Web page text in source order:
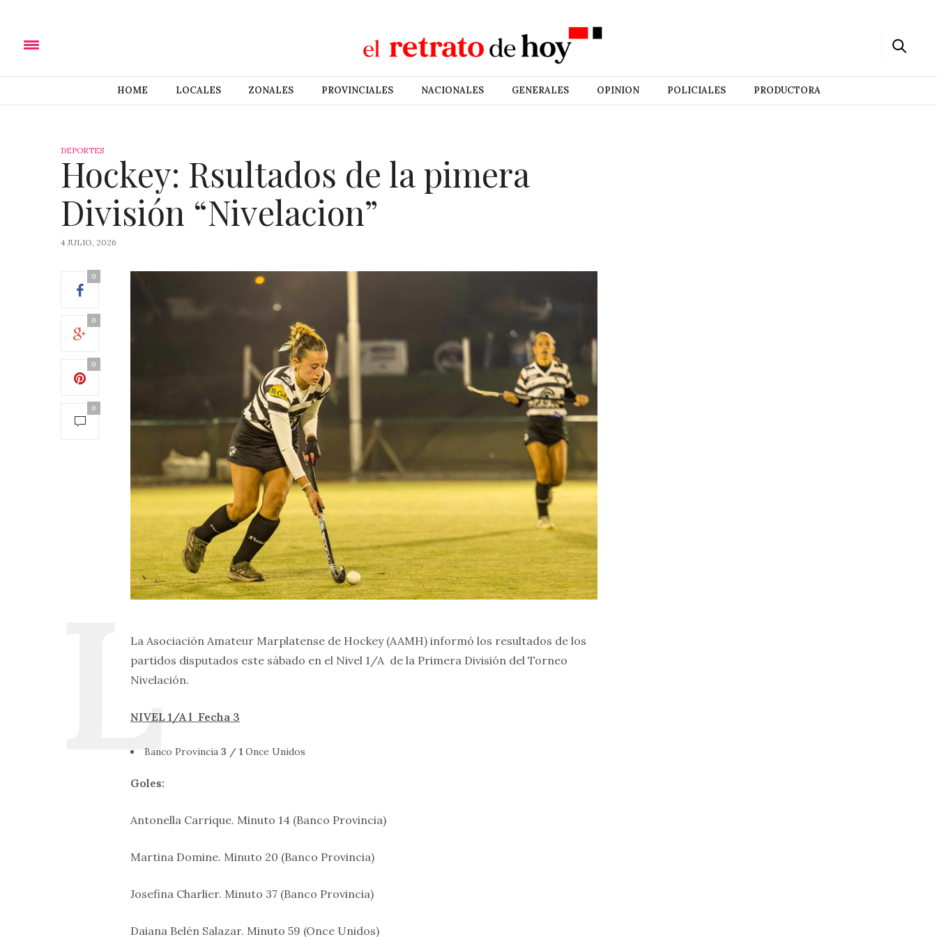
HOME LOCALES ZONALES PROVINCIALES NACIONALES GENERALES OPINION POLICIALES PRODUCTORA
DEPORTES
Hockey: Rsultados de la pimera
División “Nivelacion”
4 JULIO, 2026
0
0
0
0
La Asociación Amateur Marplatense de Hockey (AAMH) informó los resultados de los
partidos disputados este sábado en el Nivel 1/A de la Primera División del Torneo
Nivelación.
NIVEL 1/A l Fecha 3
Banco Provincia 3 / 1 Once Unidos
Goles:
Antonella Carrique. Minuto 14 (Banco Provincia)
Martina Domine. Minuto 20 (Banco Provincia)
Josefina Charlier. Minuto 37 (Banco Provincia)
Daiana Belén Salazar. Minuto 59 (Once Unidos)